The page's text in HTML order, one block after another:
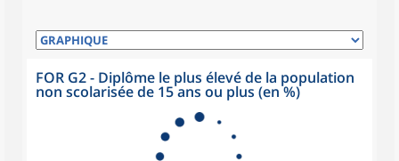
FOR G2 - Diplôme le plus élevé de la population
non scolarisée de 15 ans ou plus (en %)